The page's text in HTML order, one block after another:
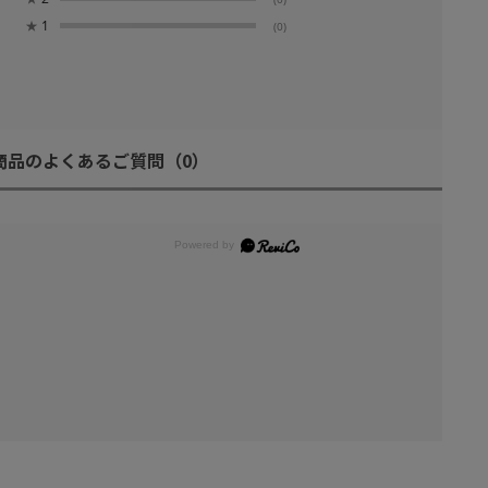
★ 1 (0)
品のよくあるご質問 （0）